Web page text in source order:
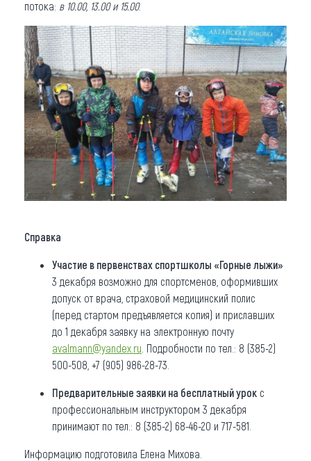
потока: в 10.00, 13.00 и 15.00.
Справка
Участие в первенствах спортшколы «Горные лыжи»
3 декабря возможно для спортсменов, оформивших
допуск от врача, страховой медицинский полис
(перед стартом предъявляется копия) и приславших
до 1 декабря заявку на электронную почту
avalmann@yandex.ru . Подробности по тел.: 8 (385-2)
500-508, +7 (905) 986-28-73.
Предварительные заявки на бесплатный урок с
профессиональным инструктором 3 декабря
принимают по тел.: 8 (385-2) 68-46-20 и 717-581.
Информацию подготовила Елена Михова.